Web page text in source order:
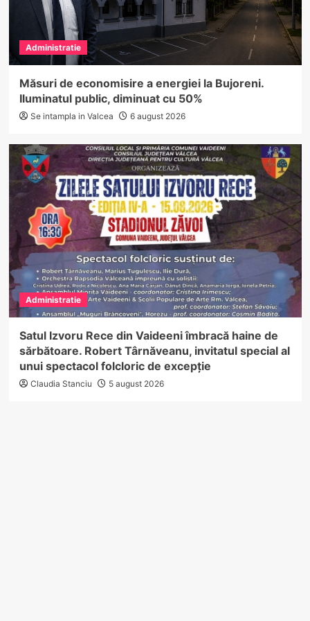
Administratie
Măsuri de economisire a energiei la Bujoreni.
Iluminatul public, diminuat cu 50%
Se intampla in Valcea 6 august 2026
Administratie
Satul Izvoru Rece din Vaideeni îmbracă haine de
sărbătoare. Robert Târnăveanu, invitatul special al
unui spectacol folcloric de excepție
Claudia Stanciu 5 august 2026